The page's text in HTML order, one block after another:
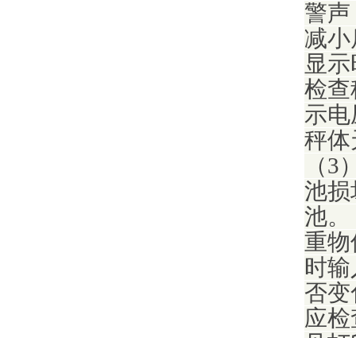
警
减
显
检查
示
秤体
（
池损
池。
重物
时
否
应